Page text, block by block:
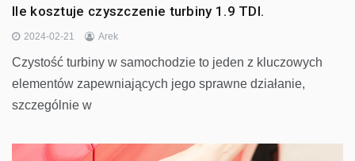
Ile kosztuje czyszczenie turbiny 1.9 TDI.
2024-02-21 Arek
Czystość turbiny w samochodzie to jeden z kluczowych
elementów zapewniających jego sprawne działanie,
szczególnie w